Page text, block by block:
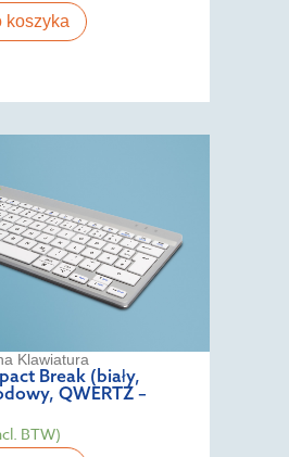
koszyka
Klawiatura
Break (biały,
QWERTZ –
BTW)